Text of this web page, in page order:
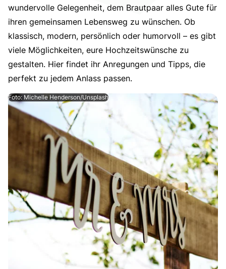
Die richtigen Glückwünsche zur Hochzeit sind eine
wundervolle Gelegenheit, dem Brautpaar alles Gute für
ihren gemeinsamen Lebensweg zu wünschen. Ob
klassisch, modern, persönlich oder humorvoll – es gibt
viele Möglichkeiten, eure Hochzeitswünsche zu
gestalten. Hier findet ihr Anregungen und Tipps, die
perfekt zu jedem Anlass passen.
Foto: Michelle Henderson/Unsplash